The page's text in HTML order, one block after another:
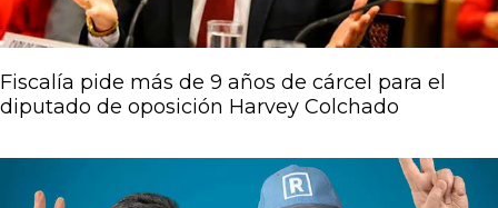
Fiscalía pide más de 9 años de cárcel para el
diputado de oposición Harvey Colchado